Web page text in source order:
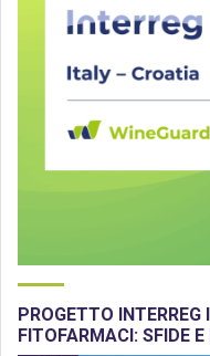
PROGETTO
FITOFARMACI: SFIDE